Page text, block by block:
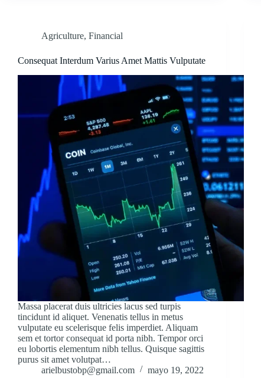
Agriculture, Financial
Consequat Interdum Varius Amet Mattis Vulputate
Massa placerat duis ultricies lacus sed turpis
tincidunt id aliquet. Venenatis tellus in metus
vulputate eu scelerisque felis imperdiet. Aliquam
sem et tortor consequat id porta nibh. Tempor orci
eu lobortis elementum nibh tellus. Quisque sagittis
purus sit amet volutpat…
arielbustobp@gmail.com
mayo 19, 2022